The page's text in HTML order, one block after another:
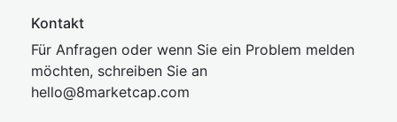
Kontakt
Für Anfragen oder wenn Sie ein Problem melden
möchten, schreiben Sie an
hello@8marketcap.com